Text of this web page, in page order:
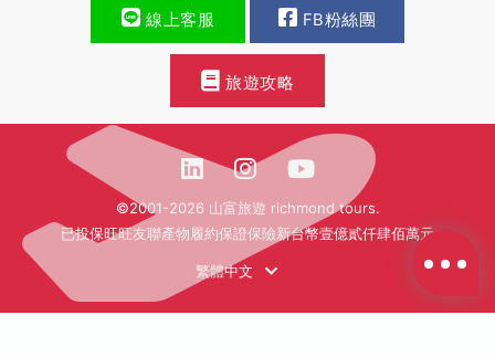
線上客服 FB粉絲團
旅遊攻略
©2001-2026 山富旅遊 richmond tours.
已投保旺旺友聯產物履約保證保險新台幣壹億貳仟肆佰萬元
繁體中文